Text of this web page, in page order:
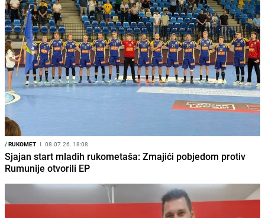
/RUKOMET I 08.07.26. 18:08
Sjajan start mladih rukometaša: Zmajići pobjedom protiv
Rumunije otvorili EP